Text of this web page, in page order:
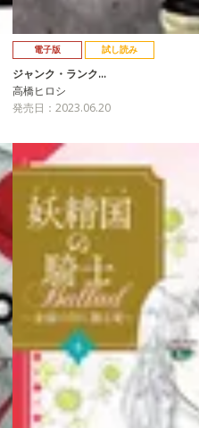
電子版 試し読み
ジャンク・ランク…
高橋ヒロシ
発売日：2023.06.20